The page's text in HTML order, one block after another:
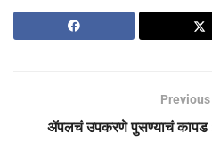
ॲपलचं उपकरणे पुसण्याचं